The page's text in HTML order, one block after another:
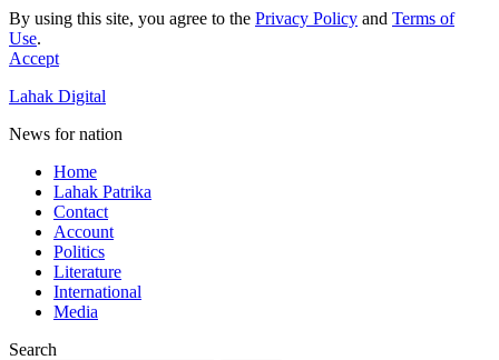
By using this site, you agree to the Privacy Policy and Terms of
Use.
Accept
Lahak Digital
News for nation
Home
Lahak Patrika
Contact
Account
Politics
Literature
International
Media
Search